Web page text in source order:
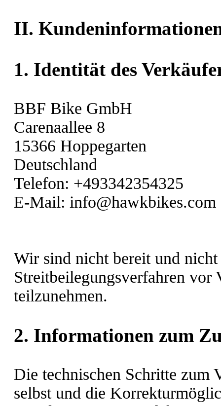
II.
1. Identität des
BBF Bike GmbH
Carenaallee 8
15366 Hoppegarten
Deutschland
Telefon: +493342354325
E-Mail: info@hawkbikes.com
Wir sind nicht bereit und
Streitbeilegungsverfahren vor
teilzunehmen.
2. Informationen zum
Die technischen Schritte zum
selbst und die